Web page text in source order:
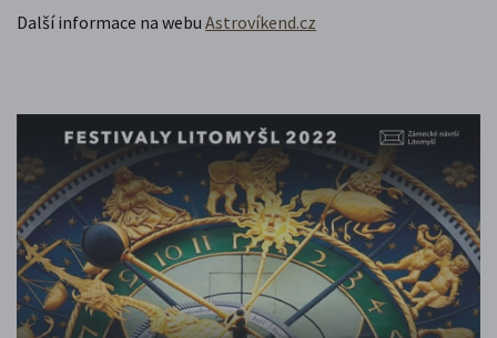
Další informace na webu Astrovíkend.cz